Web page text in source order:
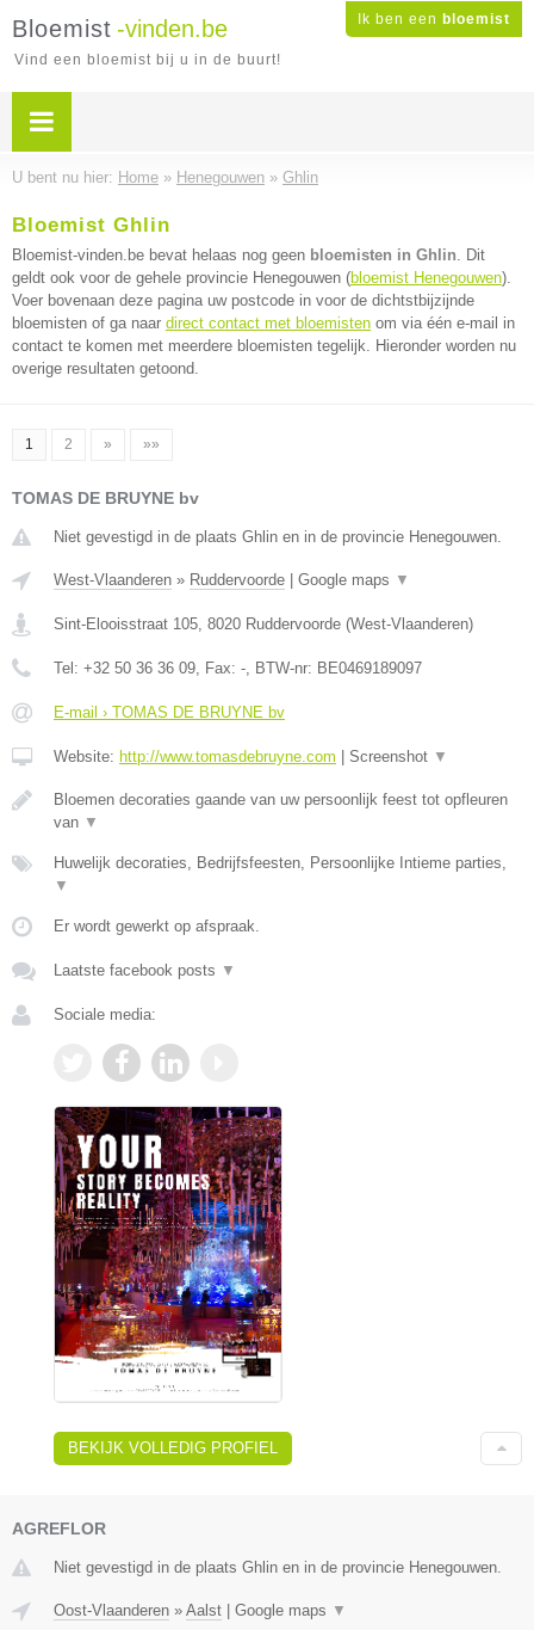
Ik ben een bloemist
Bloemist -vinden.be
Vind een bloemist bij u in de buurt!
U bent nu hier: Home » Henegouwen » Ghlin
Bloemist Ghlin
Bloemist-vinden.be bevat helaas nog geen bloemisten in Ghlin. Dit
geldt ook voor de gehele provincie Henegouwen (bloemist Henegouwen).
Voer bovenaan deze pagina uw postcode in voor de dichtstbijzijnde
bloemisten of ga naar direct contact met bloemisten om via één e-mail in
contact te komen met meerdere bloemisten tegelijk. Hieronder worden nu
overige resultaten getoond.
1 2 » »»
TOMAS DE BRUYNE bv
Niet gevestigd in de plaats Ghlin en in de provincie Henegouwen.
West-Vlaanderen » Ruddervoorde Google maps ▼
Sint-Elooisstraat 105, 8020 Ruddervoorde (West-Vlaanderen)
Tel: +32 50 36 36 09, Fax: -, BTW-nr: BE0469189097
E-mail › TOMAS DE BRUYNE bv
Website: http://www.tomasdebruyne.com Screenshot ▼
Bloemen decoraties gaande van uw persoonlijk feest tot opfleuren
van ▼
Huwelijk decoraties, Bedrijfsfeesten, Persoonlijke Intieme parties,
▼
Er wordt gewerkt op afspraak.
Laatste facebook posts ▼
Sociale media:
BEKIJK VOLLEDIG PROFIEL
AGREFLOR
Niet gevestigd in de plaats Ghlin en in de provincie Henegouwen.
Oost-Vlaanderen » Aalst Google maps ▼